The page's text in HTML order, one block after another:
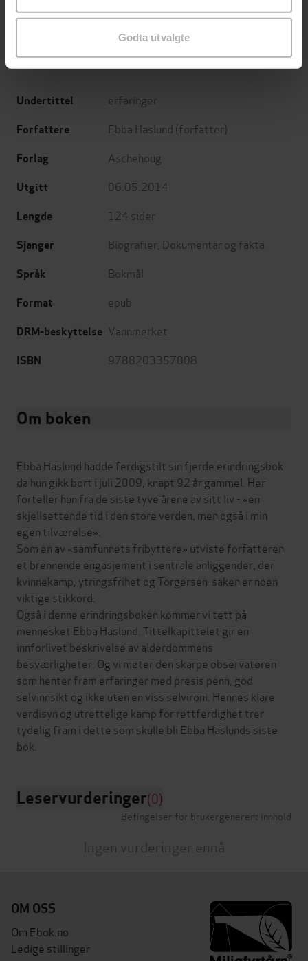
Godta utvalgte
Petter Northug
Gjert Ingebrigtsen
Undertittel erfaringer
Forfattere Ebba Haslund (forfatter)
Forlag Aschehoug
Utgitt 06.05.2014
Lengde 124 sider
Sjanger Biografier Dokumentar og fakta
Språk Bokmål
Format epub
DRM-beskyttelse Vannmerket
ISBN 9788203357008
Om boken
Ebba Haslund hadde ferdigstilt sin fjerde erindringsbok
da hun gikk bort i juli 2009, knapt 92 år gammel. Her
forteller hun fra de siste tyve årene av sitt liv - «en
skjellsettende tid i den store verden, men også i min
egen tilværelse».
Som en av «samfunnets fribyttere» utviste forfatteren
et brennende engasjement i sentrale anliggender, der
kvinnekamp, ytringsfrihet og Torgersen-saken er noen
viktige stikkord.
Også i denne erindringsboken kommer vi tett på
mennesket Ebba Haslund. Tittelkapittelet gir en
innforlivet beskrivelse av alderdommens
besværligheter. Og vi møter den skarpe observatøren
som henter fram erfaringer med presis penn, god
selvinnsikt og ikke uten en viss selvironi. Hennes klare
verdisyn og utrettelige kamp for rettferdighet trer
tydelig fram i dette som skulle bli Ebba Haslunds siste
Leservurderinger(0)
Betingelser for brukergenerert innhold
Ingen vurderinger ennå
OM OSS
Om Ebok.no
Ledige stillinger